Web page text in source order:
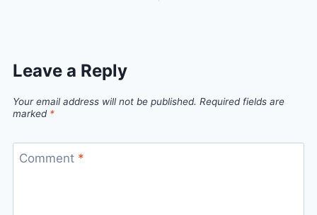
Leave a Reply
Your email address will not be published. Required fields are
marked *
Comment *